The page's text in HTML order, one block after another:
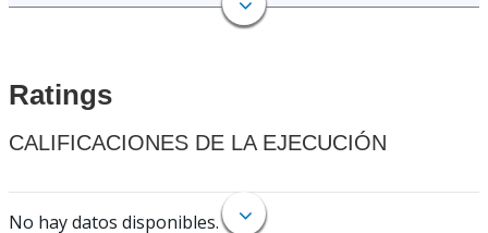
Ratings
CALIFICACIONES DE LA EJECUCIÓN
No hay datos disponibles.